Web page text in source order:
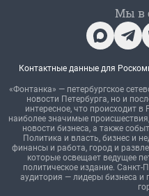
Мы в
Контактные данные для
«Фонтанка» — петербургское
новости Петербурга, но и
интересное, что происходит
наиболее значимые
новости бизнеса, а также
Политика и власть, бизнес и
финансы и работа, город и
которые освещает ведущее
политическое издание. Санкт-
аудитория — лидеры бизнеса и